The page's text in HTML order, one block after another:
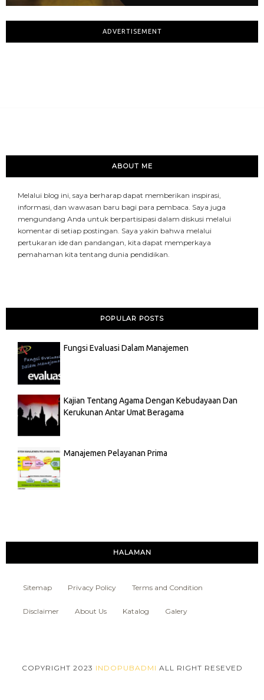
ADVERTISEMENT
ABOUT ME
Melalui blog ini, saya berharap dapat memberikan inspirasi,
informasi, dan wawasan baru bagi para pembaca. Saya juga
mengundang Anda untuk berpartisipasi dalam diskusi melalui
komentar di setiap postingan. Saya yakin bahwa melalui
pertukaran ide dan pandangan, kita dapat memperkaya
pemahaman kita tentang dunia pendidikan.
POPULAR POSTS
Fungsi Evaluasi Dalam Manajemen
Kajian Tentang Agama Dengan Kebudayaan Dan
Kerukunan Antar Umat Beragama
Manajemen Pelayanan Prima
HALAMAN
Sitemap Privacy Policy Terms and Condition
Disclaimer About Us Katalog Galery
COPYRIGHT 2023 INDOPUBADMI ALL RIGHT RESEVED